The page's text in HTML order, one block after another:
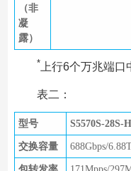
（非
凝
露）
*上行6个万兆端口
表二：
型号 S5570S-28S-
交换容量 688Gbps/